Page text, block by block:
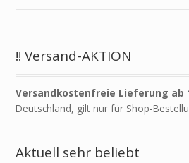
!! Versand-AKTION
Versandkostenfreie Lieferung ab
Deutschland, gilt nur für Shop-
Aktuell sehr beliebt